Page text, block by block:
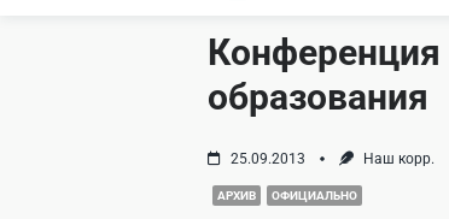
образования
25.09.2013 Наш корр.
АРХИВ ОФИЦИАЛЬНО